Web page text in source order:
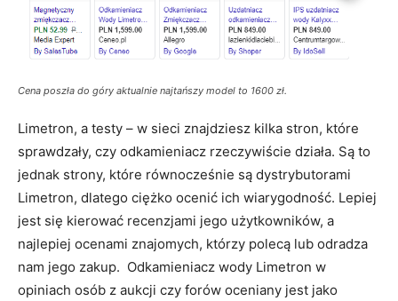
Cena poszła do góry aktualnie najtańszy model to 1600 zł.
Limetron, a testy – w sieci znajdziesz kilka stron, które
sprawdzały, czy odkamieniacz rzeczywiście działa. Są to
jednak strony, które równocześnie są dystrybutorami
Limetron, dlatego ciężko ocenić ich wiarygodność. Lepiej
jest się kierować recenzjami jego użytkowników, a
najlepiej ocenami znajomych, którzy polecą lub odradza
nam jego zakup. Odkamieniacz wody Limetron w
opiniach osób z aukcji czy forów oceniany jest jako